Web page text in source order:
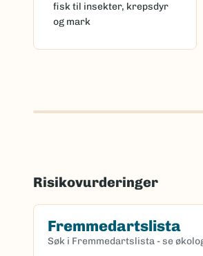
fisk til insekter, krepsdyr
og mark
Risikovurderinger
Fremmedartslista
Søk i Fremmedartslista - se